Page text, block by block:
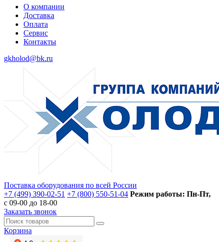
О компании
Доставка
Оплата
Сервис
Контакты
gkholod@bk.ru
Поставка оборудования по всей России
+7 (499) 390-02-51 +7 (800) 550-51-04 Режим работы: Пн-Пт,
с 09-00 до 18-00
Заказать звонок
Корзина